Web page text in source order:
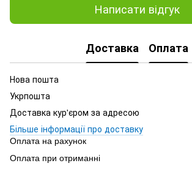
Написати відгук
Доставка Оплата
Нова пошта
Укрпошта
Доставка кур'єром за адресою
Більше інформації про доставку
Оплата на рахунок
Оплата при отриманні